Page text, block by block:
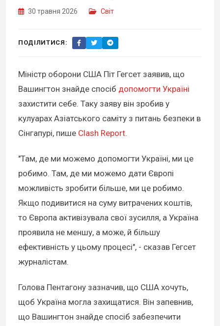
30 травня 2026 Світ
ПОДІЛИТИСЯ:
Міністр оборони США Піт Гегсет заявив, що
Вашингтон знайде спосіб допомогти Україні
захистити себе. Таку заяву він зробив у
кулуарах Азіатського саміту з питань безпеки в
Сінгапурі, пише Clash Report.
"Там, де ми можемо допомогти Україні, ми це
робимо. Там, де ми можемо дати Європі
можливість зробити більше, ми це робимо.
Якщо подивитися на суму витрачених коштів,
то Європа активізувала свої зусилля, а Україна
проявила не меншу, а може, й більшу
ефективність у цьому процесі", - сказав Гегсет
журналістам.
Голова Пентагону зазначив, що США хочуть,
щоб Україна могла захищатися. Він запевнив,
що Вашингтон знайде спосіб забезпечити